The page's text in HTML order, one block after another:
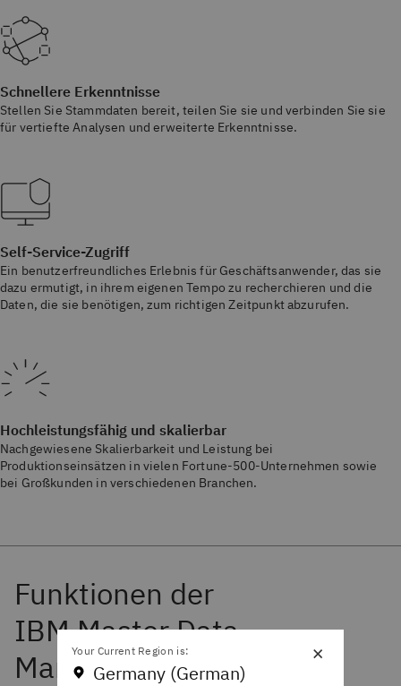
Schnellere Erkenntnisse
Stellen Sie Stammdaten bereit, teilen Sie sie und verbinden Sie sie
für vertiefte Analysen und erweiterte Erkenntnisse.
Self-Service-Zugriff
Ein benutzerfreundliches Erlebnis für Geschäftsanwender, das sie
dazu ermutigt, in ihrem eigenen Tempo zu recherchieren und die
Daten, die sie benötigen, zum richtigen Zeitpunkt abzurufen.
Hochleistungsfähig und skalierbar
Nachgewiesene Skalierbarkeit und Leistung bei
Produktionseinsätzen in vielen Fortune-500-Unternehmen sowie
bei Großkunden in verschiedenen Branchen.
×
Your Current Region is:
Germany (German)